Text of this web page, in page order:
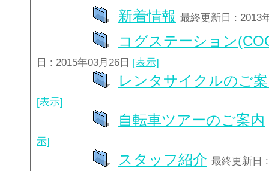
新着情報 最終更新日 : 2013
コグステーション
日 : 2015年03月26日 [表示]
レンタサイクルのご
[表示]
自転車ツアーのご案内
示]
スタッフ紹介 最終更新日